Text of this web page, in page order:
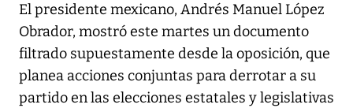
El presidente mexicano, Andrés Manuel López
Obrador, mostró este martes un documento
filtrado supuestamente desde la oposición, que
planea acciones conjuntas para derrotar a su
partido en las elecciones estatales y legislativas